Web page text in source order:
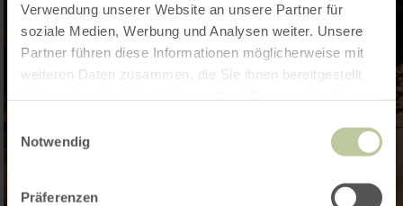
Verwendung unserer Website an unsere Partner für
soziale Medien, Werbung und Analysen weiter. Unsere
Partner führen diese Informationen möglicherweise mit
weiteren Daten zusammen, die Sie ihnen bereitgestellt
Einwilligungsauswahl
Notwendig
Präferenzen